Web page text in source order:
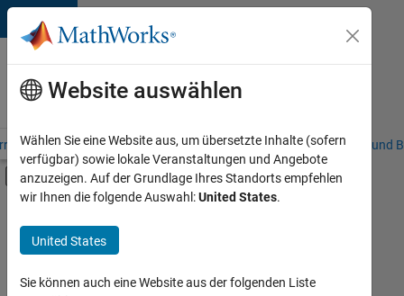
Weiter zum Inhalt
Karriere
bei
MathWorks
– Übersicht Stellensuche Niederlassungen Studierende und
Umschaltung für Off-Canvas-
Hauptinhalt
Commercial Sales
Customer Support
Education Sales
+5
Website auswählen
Wählen Sie eine Website aus, um übersetzte Inhalte (sofern
verfügbar) sowie lokale Veranstaltungen und Angebote
anzuzeigen. Auf der Grundlage Ihres Standorts empfehlen
wir Ihnen die folgende Auswahl:United States.
United States
Sie können auch eine Website aus der folgenden Liste